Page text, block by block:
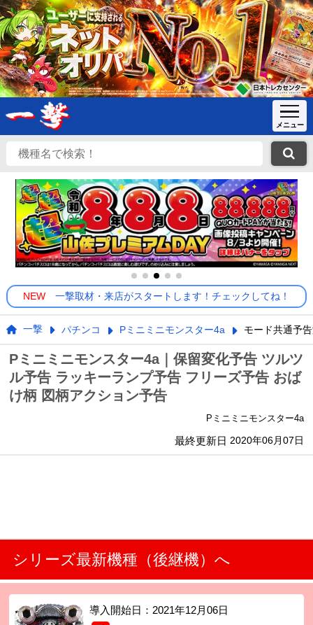
NEW 一撃取材・来店がスタートします！チェックしてね！
一撃 パチンコ Pミニミニモンスター4a モード共通予
Pミニミニモンスター4a｜保留変化予告 ツルツ
ル予告 ラッキーランプ予告 フリーズ予告 おば
け柄 図柄アクション予告
Pミニミニモンスター4a
最終更新日 2020年06月07日
シリーズ最新機種（後継機）へ
導入開始日： 2021年12月06日